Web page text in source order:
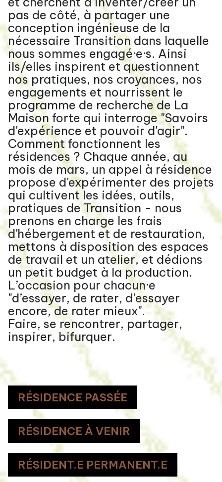
pas de côté, à partager une
conception ingénieuse de la
nécessaire Transition dans laquelle
nous sommes engagé·e·s. Ainsi
ils/elles inspirent et questionnent
nos pratiques, nos croyances, nos
engagements et nourrissent le
programme de recherche de La
Maison forte qui interroge "Savoirs
d'expérience et pouvoir d'agir".
Comment fonctionnent les
résidences ? Chaque année, au
mois de mars, un appel à résidence
propose d'expérimenter des projets
qui cultivent les idées, outils,
pratiques de Transition - nous
prenons en charge les frais
d'hébergement et de restauration,
mettons à disposition des espaces
de travail et un atelier, et dédions
un petit budget à la production.
L’occasion pour chacun·e
"d’essayer, de rater, d’essayer
encore, de rater mieux".
Faire, se rencontrer, partager,
inspirer, bifurquer.
RÉSIDENCE PASSÉE
RÉSIDENCE À VENIR
RÉSIDENT.E PERMANENT.E